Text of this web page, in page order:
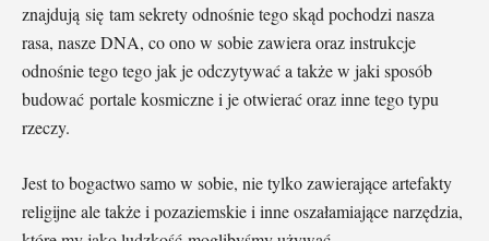
znajdują się tam sekrety odnośnie tego skąd pochodzi nasza
rasa, nasze DNA, co ono w sobie zawiera oraz instrukcje
odnośnie tego tego jak je odczytywać a także w jaki sposób
budować portale kosmiczne i je otwierać oraz inne tego typu
rzeczy.
Jest to bogactwo samo w sobie, nie tylko zawierające artefakty
religijne ale także i pozaziemskie i inne oszałamiające narzędzia,